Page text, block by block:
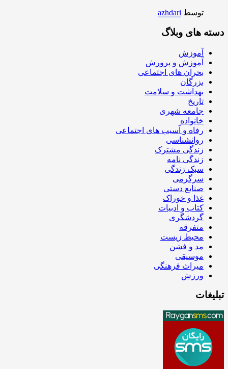
توسط azhdari
دسته های وبلاگ
آموزش
آموزش و پرورش
بحران های اجتماعی
بزرگان
بهداشت و سلامت
تاریخ
جامعه شهری
خانواده
رفاه و آسیب های اجتماعی
روانشناسی
زندگی مشترک
زندگی نامه
سبک زندگی
سرگرمی
صنایع دستی
غذا و خوراک
کتاب و ادبیات
گردشگری
متفرقه
محیط زیست
مد و فشن
موسیقی
میراث فرهنگی
ورزش
تبلیغات